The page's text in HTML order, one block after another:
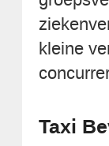
kleine
Taxi